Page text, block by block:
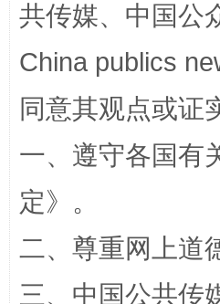
全民健身五年计划来了！
阿坝州三大球赛在茂县
共传媒、中国公
China publics
同意其观点或证
一、遵守各国有
定》。
二、尊重网上道
三、中国公共传